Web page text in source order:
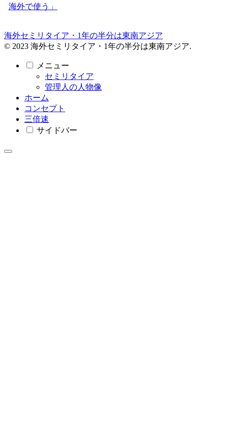
海外で使う」
海外セミリタイア・1年の半分は東南アジア
© 2023 海外セミリタイア・1年の半分は東南アジア.
メニュー
セミリタイア
管理人の人物像
ホーム
コンセプト
三倍速
サイドバー